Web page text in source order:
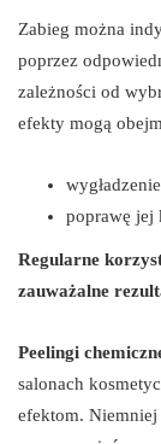
Zabieg można
poprzez
zależności od
efekty mogą
poprawę jej
Regularne
zauważalne
Peelingi
salonach
efektom. Niemniej